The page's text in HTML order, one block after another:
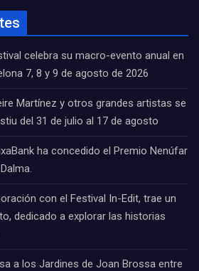
celebra su macro-evento anual en
7, 8 y 9 de agosto de 2026
Martínez y otros grandes artistas se
del 31 de julio al 17 de agosto
ha concedido el Premio Nenúfar
con el Festival In-Edit, trae un
dedicado a explorar las historias
a los Jardines de Joan Brossa entre